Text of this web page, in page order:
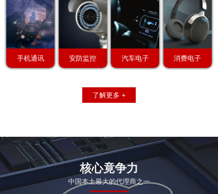
手机通讯 安防监控 汽车电子 消费电子
了解更多 +
核心竟争力
中国本土最大的代理商之一